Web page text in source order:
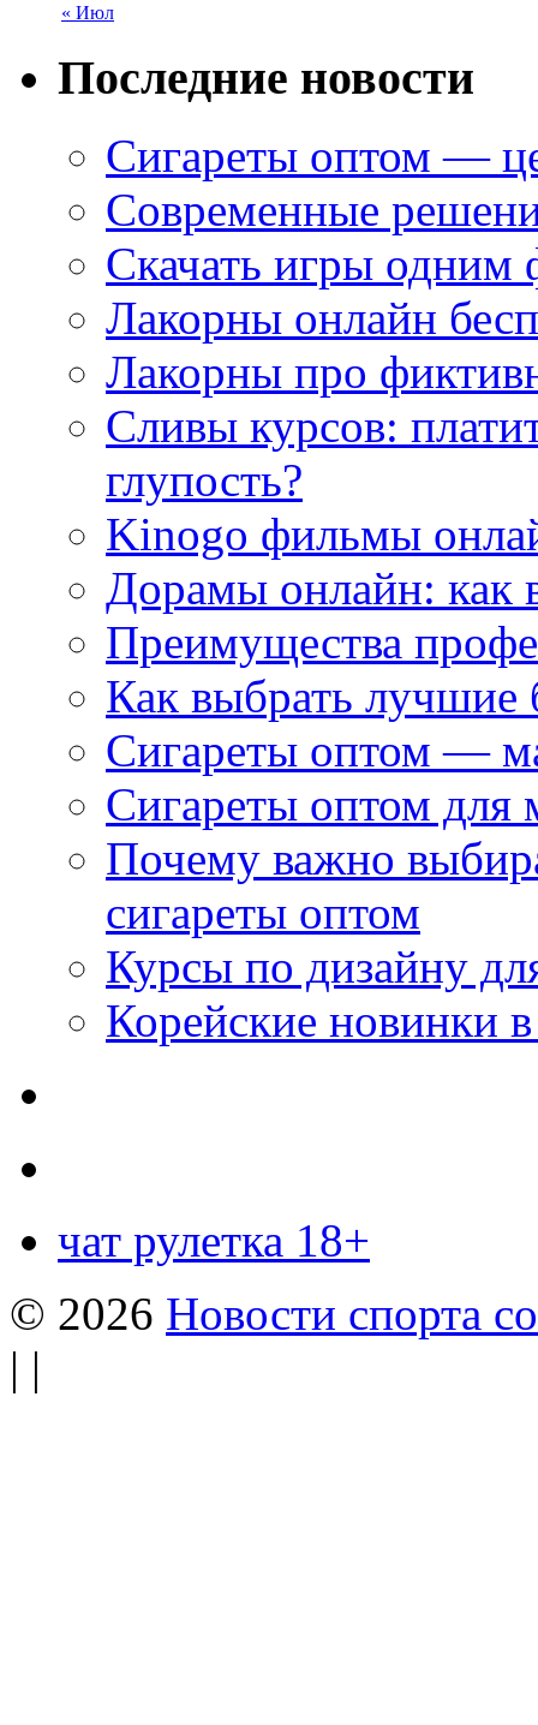
« Июл
Последние новости
Сигареты оптом —
Современные
Скачать игры одним
Лакорны онлайн
Лакорны про
Сливы курсов:
глупость?
Kinogo фильмы
Дорамы онлайн: как
Преимущества
Как выбрать
Сигареты оптом —
Сигареты оптом для
Почему важно
сигареты оптом
Курсы по дизайну
Корейские новинки
чат рулетка 18+
© 2026 Новости спорта
| |